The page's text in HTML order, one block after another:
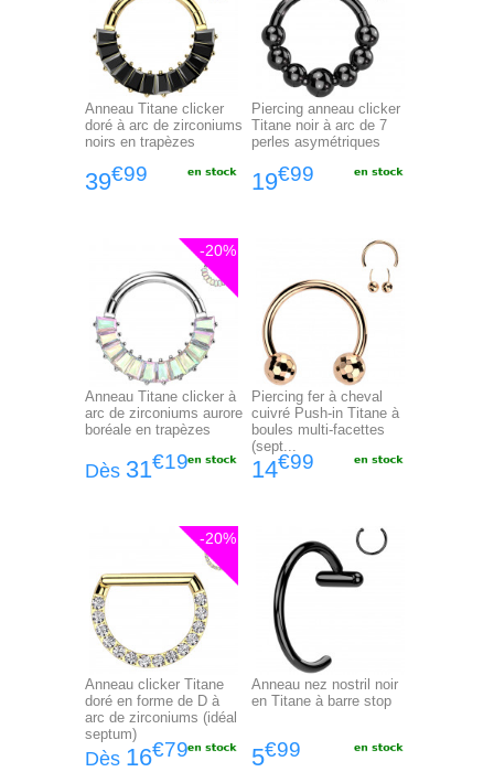
Anneau Titane clicker
doré à arc de zirconiums
noirs en trapèzes
39€99
Piercing anneau clicker
Titane noir à arc de 7
perles asymétriques
19€99
Anneau Titane clicker à
arc de zirconiums aurore
boréale en trapèzes
Dès 31€19
-20%
Piercing fer à cheval
cuivré Push-in Titane à
boules multi-facettes
(sept...
14€99
Anneau clicker Titane
doré en forme de D à
arc de zirconiums (idéal
septum)
Dès 16€79
-20%
Anneau nez nostril noir
en Titane à barre stop
5€99